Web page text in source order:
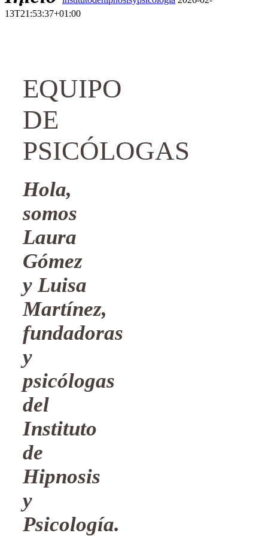
13T21:53:37+01:00
EQUIPO
DE
PSICÓLOGAS
Hola,
somos
Laura
Gómez
y Luisa
Martínez,
fundadoras
y
psicólogas
del
Instituto
de
Hipnosis
y
Psicología.